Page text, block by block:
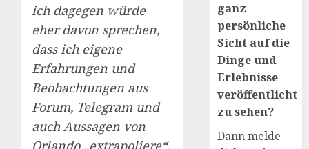
ich dagegen würde
eher davon sprechen,
dass ich eigene
Erfahrungen und
Beobachtungen aus
Forum, Telegram und
auch Aussagen von
Orlando „extrapoliere“.
ganz
persönliche
Sicht auf die
Dinge und
Erlebnisse
veröffentlicht
zu sehen?
Dann melde